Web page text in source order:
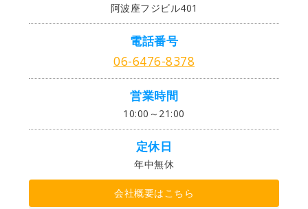
阿波座フジビル401
電話番号
06-6476-8378
営業時間
10:00～21:00
定休日
年中無休
会社概要はこちら